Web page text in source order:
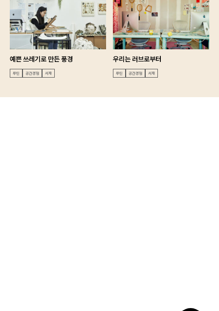
예쁜 쓰레기로 만든 풍경
루틴 공간경험 서재
우리는 러브로부터
루틴 공간경험 서재